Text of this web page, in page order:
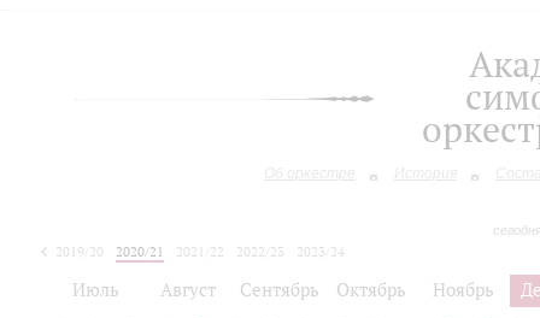
Об оркестре История
2019/20 2020/21 2021/22 2022/23
2023/24
Июль Август Сентябрь Октябрь Ноябрь